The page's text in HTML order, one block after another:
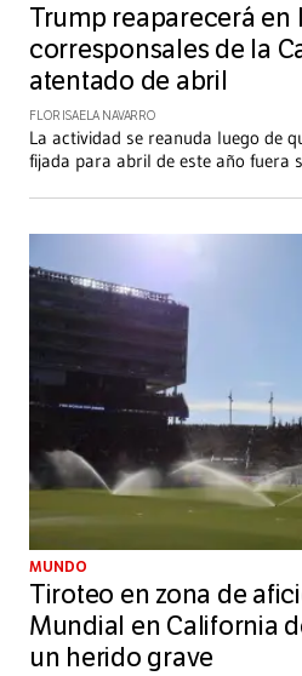
Trump reaparecerá en
corresponsales de la
atentado de abril
FLOR ISAELA NAVARRO
La actividad se reanuda luego de
fijada para abril de este año fuera
MUNDO
Tiroteo en zona de
Mundial en California
un herido grave